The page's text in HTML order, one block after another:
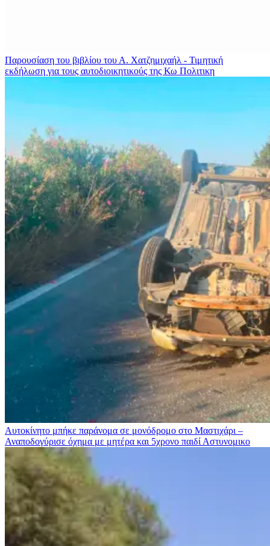
Παρουσίαση του βιβλίου του Α. Χατζημιχαήλ - Τιμητική
εκδήλωση για τους αυτοδιοικητικούς της Κω Πολιτικη
Αυτοκίνητο μπήκε παράνομα σε μονόδρομο στο Μαστιχάρι –
Αναποδογύρισε όχημα με μητέρα και 5χρονο παιδί Αστυνομικο